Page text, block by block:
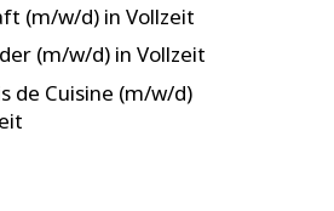
(m/w/d) in Vollzeit
(m/w/d) in Vollzeit
de Cuisine (m/w/d)